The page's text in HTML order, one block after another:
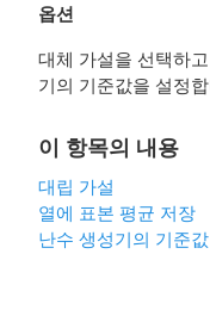
옵션
대체 가설을 선택하
기의 기준값을 설정
이 항목의 내용
대립 가설
열에 표본 평균 저장
난수 생성기의 기준